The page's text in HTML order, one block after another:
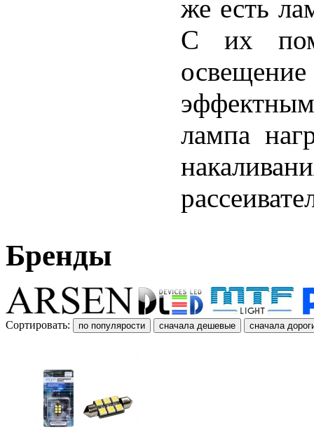
же есть
С их
лампа
Бренды
Сортировать: